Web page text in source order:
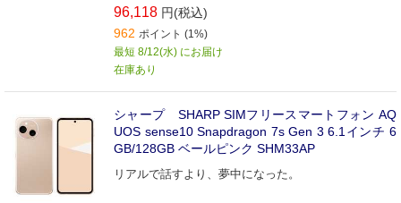
96,118 円(税込)
962 ポイント (1%)
最短 8/12(水) にお届け
在庫あり
シャープ SHARP SIMフリースマートフォン AQ
UOS sense10 Snapdragon 7s Gen 3 6.1インチ 6
GB/128GB ベールピンク SHM33AP
リアルで話すより、夢中になった。